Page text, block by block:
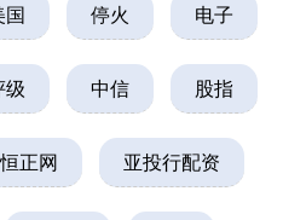
国 停火 电子
级 中信 股指
恒正网 亚投行配资